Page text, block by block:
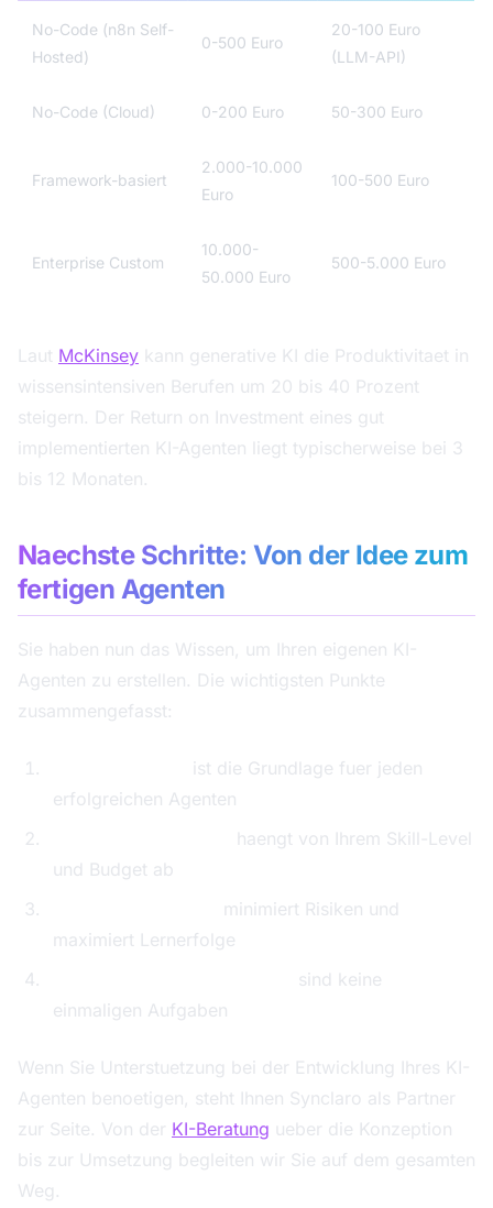
No-Code (n8n Self-
Hosted)
0-500 Euro
20-100 Euro
(LLM-API)
No-Code (Cloud) 0-200 Euro 50-300 Euro
Framework-basiert
2.000-10.000
Euro
100-500 Euro
Enterprise Custom
10.000-
50.000 Euro
500-5.000 Euro
Laut McKinsey kann generative KI die Produktivitaet in
wissensintensiven Berufen um 20 bis 40 Prozent
steigern. Der Return on Investment eines gut
implementierten KI-Agenten liegt typischerweise bei 3
bis 12 Monaten.
Naechste Schritte: Von der Idee zum
fertigen Agenten
Sie haben nun das Wissen, um Ihren eigenen KI-
Agenten zu erstellen. Die wichtigsten Punkte
zusammengefasst:
ist die Grundlage fuer jeden
erfolgreichen Agenten
haengt von Ihrem Skill-Level
und Budget ab
minimiert Risiken und
maximiert Lernerfolge
sind keine
einmaligen Aufgaben
Wenn Sie Unterstuetzung bei der Entwicklung Ihres KI-
Agenten benoetigen, steht Ihnen Synclaro als Partner
zur Seite. Von der KI-Beratung ueber die Konzeption
bis zur Umsetzung begleiten wir Sie auf dem gesamten
Weg.